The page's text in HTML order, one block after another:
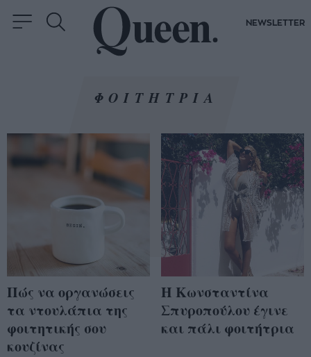
NEWSLETTER
ΦΟΙΤΗΤΡΙΑ
Πώς να οργανώσεις
τα ντουλάπια της
φοιτητικής σου
κουζίνας
Η Κωνσταντίνα
Σπυροπούλου έγινε
και πάλι φοιτήτρια